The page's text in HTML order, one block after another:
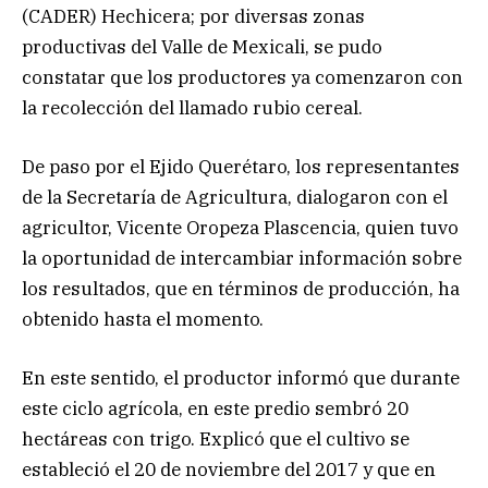
(CADER) Hechicera; por diversas zonas
productivas del Valle de Mexicali, se pudo
constatar que los productores ya comenzaron con
la recolección del llamado rubio cereal.
De paso por el Ejido Querétaro, los representantes
de la Secretaría de Agricultura, dialogaron con el
agricultor, Vicente Oropeza Plascencia, quien tuvo
la oportunidad de intercambiar información sobre
los resultados, que en términos de producción, ha
obtenido hasta el momento.
En este sentido, el productor informó que durante
este ciclo agrícola, en este predio sembró 20
hectáreas con trigo. Explicó que el cultivo se
estableció el 20 de noviembre del 2017 y que en